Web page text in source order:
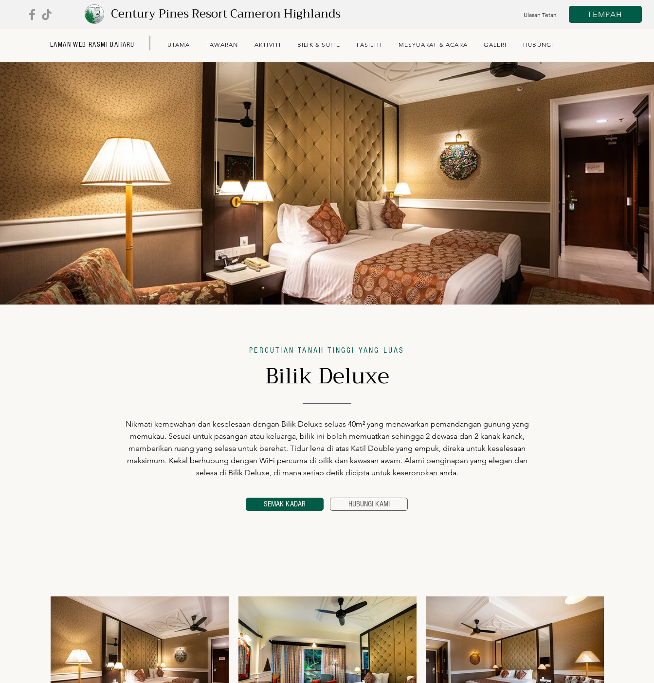
Century Pines Resort Cameron Highlands Ulasan Tetamu TEMPAH
LAMAN WEB RASMI BAHARU UTAMA TAWARAN AKTIVITI BILIK & SUITE FASILITI MESYUARAT & ACARA GALERI HUBUNGI
PERCUTIAN TANAH TINGGI YANG LUAS
Bilik Deluxe
Nikmati kemewahan dan keselesaan dengan Bilik Deluxe seluas 40m² yang menawarkan pemandangan gunung yang
memukau. Sesuai untuk pasangan atau keluarga, bilik ini boleh memuatkan sehingga 2 dewasa dan 2 kanak-kanak,
memberikan ruang yang selesa untuk berehat. Tidur lena di atas Katil Double yang empuk, direka untuk keselesaan
maksimum. Kekal berhubung dengan WiFi percuma di bilik dan kawasan awam. Alami penginapan yang elegan dan
selesa di Bilik Deluxe, di mana setiap detik dicipta untuk keseronokan anda.
SEMAK KADAR HUBUNGI KAMI